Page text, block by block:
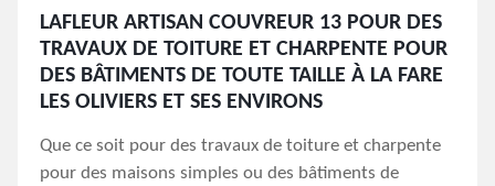
LAFLEUR ARTISAN COUVREUR 13 POUR DES
TRAVAUX DE TOITURE ET CHARPENTE POUR
DES BÂTIMENTS DE TOUTE TAILLE À LA FARE
LES OLIVIERS ET SES ENVIRONS
Que ce soit pour des travaux de toiture et charpente
pour des maisons simples ou des bâtiments de